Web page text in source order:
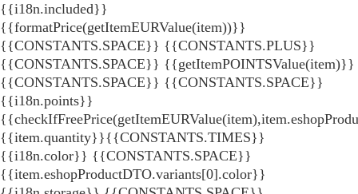
{{i18n.included}}
{{formatPrice(getItemEURValue(item))}}
{{CONSTANTS.SPACE}} {{CONSTANTS.PLUS}}
{{CONSTANTS.SPACE}} {{getItemPOINTSValue(item)}}
{{CONSTANTS.SPACE}} {{CONSTANTS.SPACE}}
{{i18n.points}}
{{item.quantity}}{{CONSTANTS.TIMES}}
{{i18n.color}} {{CONSTANTS.SPACE}}
{{item.eshopProductDTO.variants[0].color}}